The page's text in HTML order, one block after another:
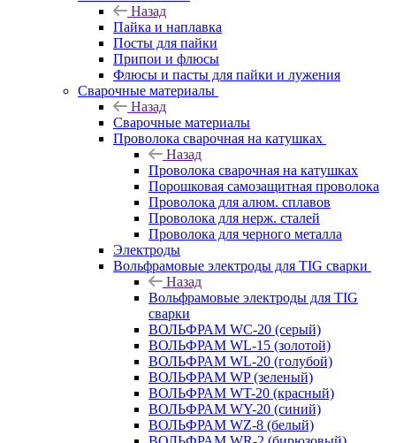
Назад
Пайка и наплавка
Посты для пайки
Припои и флюсы
Флюсы и пасты для пайки и лужения
Сварочные материалы
Назад
Сварочные материалы
Проволока сварочная на катушках
Назад
Проволока сварочная на катушках
Порошковая самозащитная проволока
Проволока для алюм. сплавов
Проволока для нерж. сталей
Проволока для черного металла
Электроды
Вольфрамовые электроды для TIG сварки
Назад
Вольфрамовые электроды для TIG
сварки
ВОЛЬФРАМ WC-20 (серый)
ВОЛЬФРАМ WL-15 (золотой)
ВОЛЬФРАМ WL-20 (голубой)
ВОЛЬФРАМ WP (зеленый)
ВОЛЬФРАМ WT-20 (красный)
ВОЛЬФРАМ WY-20 (синий)
ВОЛЬФРАМ WZ-8 (белый)